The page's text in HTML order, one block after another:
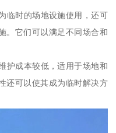
临时的场地设施使用，还可
。它们可以满足不同场合和
护成本较低，适用于场地和
还可以使其成为临时解决方